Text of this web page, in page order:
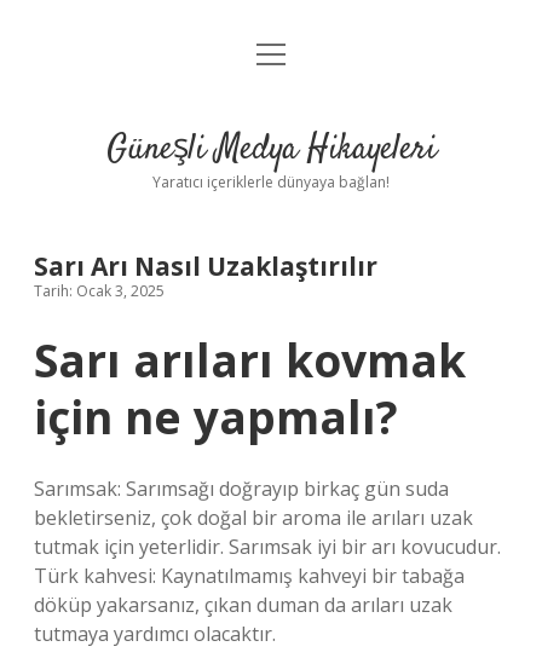
Anasayfa
Yasal Uyarı
menüyü
Güneşli Medya Hikayeleri
Yaratıcı içeriklerle dünyaya bağlan!
Sarı Arı Nasıl Uzaklaştırılır
Tarih: Ocak 3, 2025
Sarı arıları kovmak
için ne yapmalı?
Sarımsak: Sarımsağı doğrayıp birkaç gün suda
bekletirseniz, çok doğal bir aroma ile arıları uzak
tutmak için yeterlidir. Sarımsak iyi bir arı kovucudur.
Türk kahvesi: Kaynatılmamış kahveyi bir tabağa
döküp yakarsanız, çıkan duman da arıları uzak
tutmaya yardımcı olacaktır.